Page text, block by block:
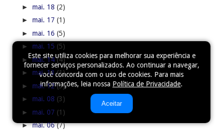
Este site utiliza cookies para melhorar sua experiência e
fornecer serviços personalizados. Ao continuar a navegar,
você concorda com o uso de cookies. Para mais
informações, leia nossa Política de Privacidade.
Aceitar
► mai. 18 (2)
► mai. 17 (1)
► mai. 16 (5)
► mai. 15 (5)
►mai. 14(4)
► mai. 13(1)
► mai. 12(3)
► mai. 08 (3)
► mai. 07 (1)
►mai. 06(7)